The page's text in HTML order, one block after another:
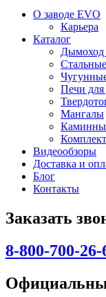
О заводе EVO
Карьера
Каталог
Печи для
Мангалы
Видеообзоры
Доставка и
Блог
Контакты
Заказать
8-800-700-26-